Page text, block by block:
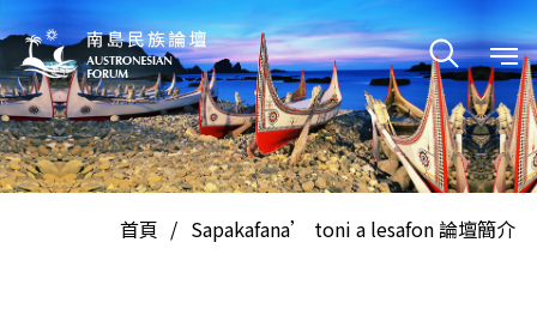
En 中
首頁 / Sapakafana’ toni a lesafon 論壇簡介